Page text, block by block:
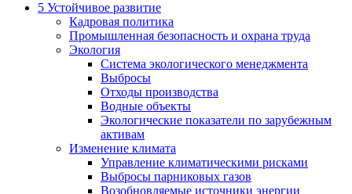
5 Устойчивое развитие
Кадровая политика
Промышленная безопасность и охрана труда
Экология
Система экологического менеджмента
Выбросы
Отходы производства
Водные объекты
Экологические показатели по зарубежным
активам
Изменение климата
Управление климатическими рисками
Выбросы парниковых газов
Возобновляемые источники энергии